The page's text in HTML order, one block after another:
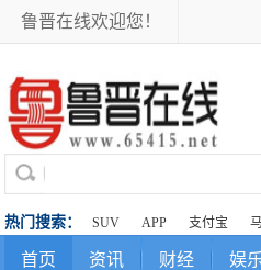
鲁晋在线欢迎您！
热门搜索： SUV APP 支付宝
首页 资讯 财经 娱